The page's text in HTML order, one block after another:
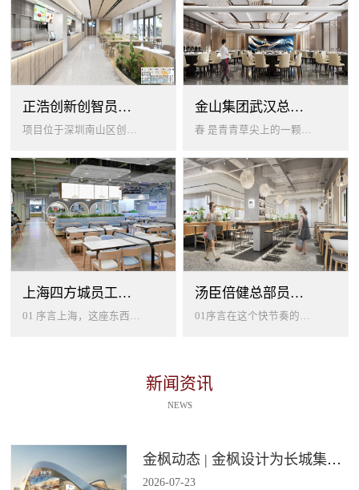
正浩创新创智员工餐厅
项目位于深圳南山区创智云城，服务正浩企业全体员工及来访亲友，总建筑面积 1537㎡，室内座位 450 座、室外休闲外摆 ...
金山集团武汉总部员工食堂设计
春 是青青草尖上的一颗露珠夏 是粼波湖面中倒映的晚霞秋 是宁静山谷里的一片落叶冬 是白雪中屹立不倒的松柏... ...0...
上海四方城员工美食餐厅设计
01 序言上海，这座东西方文化交汇的国际大都市，以其独特的魅力吸引着世界各地的人才。历史与现代、传统与创新在这里交织碰撞...
汤臣倍健总部员工餐厅设计
01序言在这个快节奏的时代工作压力如同无形的紧箍让大家的生活几乎被工作填满现代企业也越来越重视员工的身心健康所以我们始终...
新闻资讯
NEWS
金枫动态 | 金枫设计为长城集团爱情广场打造汽车文化主题美食食集
2026-07-23